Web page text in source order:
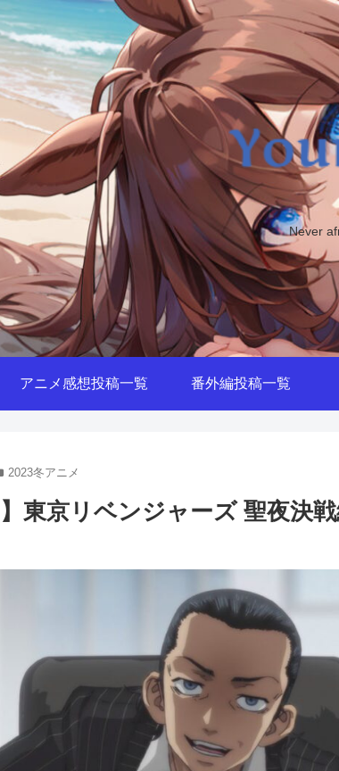
Never
アニメ感想投稿一覧 番外編投稿一覧
2023冬アニメ
東京リベンジャーズ 聖夜決戦